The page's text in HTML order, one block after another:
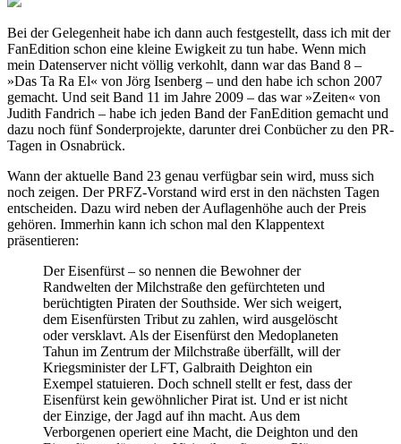
Bei der Gelegenheit habe ich dann auch festgestellt, dass ich mit der
FanEdition schon eine kleine Ewigkeit zu tun habe. Wenn mich
mein Datenserver nicht völlig verkohlt, dann war das Band 8 –
»Das Ta Ra El« von Jörg Isenberg – und den habe ich schon 2007
gemacht. Und seit Band 11 im Jahre 2009 – das war »Zeiten« von
Judith Fandrich – habe ich jeden Band der FanEdition gemacht und
dazu noch fünf Sonderprojekte, darunter drei Conbücher zu den PR-
Tagen in Osnabrück.
Wann der aktuelle Band 23 genau verfügbar sein wird, muss sich
noch zeigen. Der PRFZ-Vorstand wird erst in den nächsten Tagen
entscheiden. Dazu wird neben der Auflagenhöhe auch der Preis
gehören. Immerhin kann ich schon mal den Klappentext
präsentieren:
Der Eisenfürst – so nennen die Bewohner der
Randwelten der Milchstraße den gefürchteten und
berüchtigten Piraten der Southside. Wer sich weigert,
dem Eisenfürsten Tribut zu zahlen, wird ausgelöscht
oder versklavt. Als der Eisenfürst den Medoplaneten
Tahun im Zentrum der Milchstraße überfällt, will der
Kriegsminister der LFT, Galbraith Deighton ein
Exempel statuieren. Doch schnell stellt er fest, dass der
Eisenfürst kein gewöhnlicher Pirat ist. Und er ist nicht
der Einzige, der Jagd auf ihn macht. Aus dem
Verborgenen operiert eine Macht, die Deighton und den